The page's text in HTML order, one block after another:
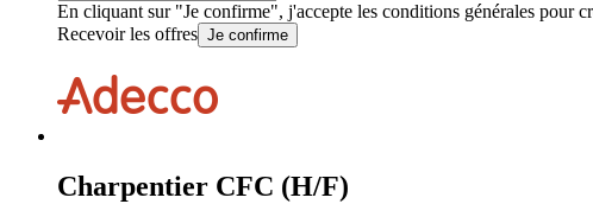
En cliquant sur "Je confirme", j'accepte les conditions générales pour
Recevoir les offres Je confirme
Charpentier CFC (H/F)